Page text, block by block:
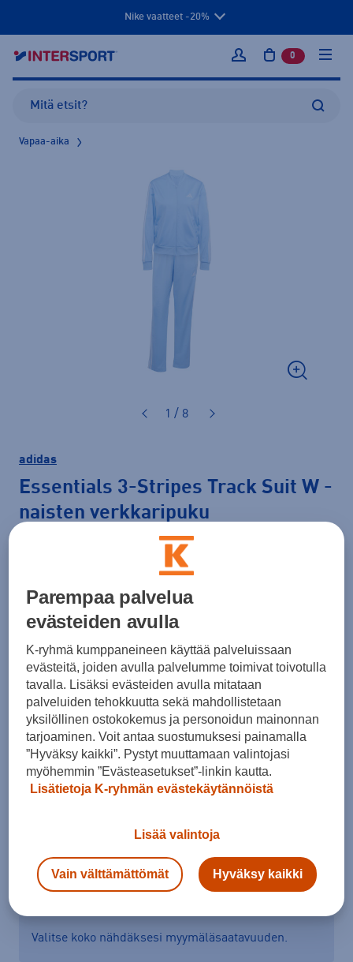
Nike vaatteet -20%
Kirjaudu sisään
0 tuotetta
Vapaa-aika
1 / 8
adidas
Essentials 3-Stripes Track Suit W -
naisten verkkaripuku
Koko
XS S M L XL XXL
Kokotaulukko
Lisää ostoskoriin
Tarkista saatavuus ja tilaa myymälästä
Verkkokauppa: SaatavillaMyymälät: Saatavilla
Valitse koko nähdäksesi myymäläsaatavuuden.
Parempaa palvelua
evästeiden avulla
K-ryhmä kumppaneineen käyttää palveluissaan
evästeitä, joiden avulla palvelumme toimivat toivotulla
tavalla. Lisäksi evästeiden avulla mitataan
palveluiden tehokkuutta sekä mahdollistetaan
yksilöllinen ostokokemus ja personoidun mainonnan
tarjoaminen. Voit antaa suostumuksesi painamalla
”Hyväksy kaikki”. Pystyt muuttamaan valintojasi
myöhemmin ”Evästeasetukset”-linkin kautta.
Lisätietoja K-ryhmän evästekäytännöistä
Lisää valintoja
Vain välttämättömät Hyväksy kaikki